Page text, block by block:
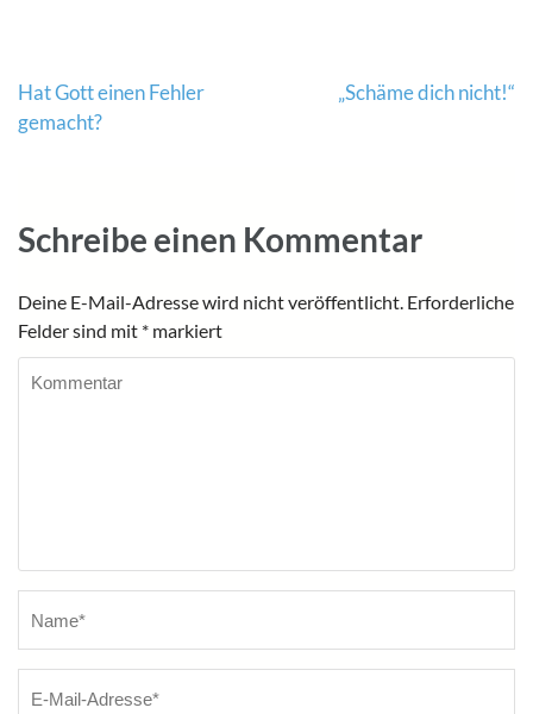
Beitragsnavigation
Hat Gott einen Fehler
gemacht?
„Schäme dich nicht!“
Schreibe einen Kommentar
Deine E-Mail-Adresse wird nicht veröffentlicht. Erforderliche
Felder sind mit * markiert